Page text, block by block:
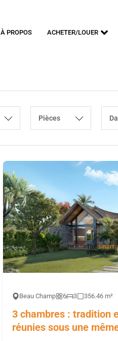
À PROPOS ACHETER/LOUER
Pièces
Beau Champ 6 3 356.46 m²
3 chambres : tradition
réunies sous une